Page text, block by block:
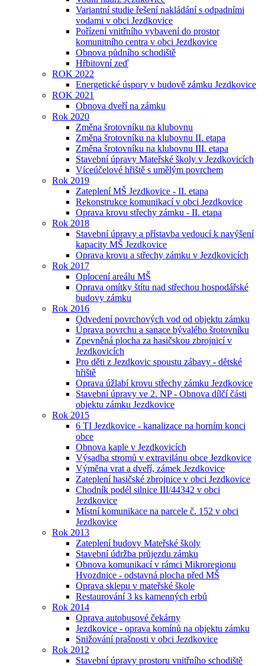
Variantní studie řešení nakládání s odpadními
vodami v obci Jezdkovice
Pořízení vnitřního vybavení do prostor
komunitního centra v obci Jezdkovice
Obnova půdního schodiště
Hřbitovní zeď
ROK 2022
Energetické úspory v budově zámku Jezdkovice
ROK 2021
Obnova dveří na zámku
Rok 2020
Změna šrotovníku na klubovnu
Změna šrotovníku na klubovnu II. etapa
Změna šrotovníku na klubovnu III. etapa
Stavební úpravy Mateřské školy v Jezdkovicích
Víceúčelové hřiště s umělým povrchem
Rok 2019
Zateplení MŠ Jezdkovice - II. etapa
Rekonstrukce komunikací v obci Jezdkovice
Oprava krovu střechy zámku - II. etapa
Rok 2018
Stavební úpravy a přístavba vedoucí k navýšení
kapacity MŠ Jezdkovice
Oprava krovu a střechy zámku v Jezdkovicích
Rok 2017
Oplocení areálu MŠ
Oprava omítky štítu nad střechou hospodářské
budovy zámku
Rok 2016
Odvedení povrchových vod od objektu zámku
Úprava povrchu a sanace bývalého šrotovníku
Zpevněná plocha za hasičskou zbrojnicí v
Jezdkovicích
Pro děti z Jezdkovic spoustu zábavy - dětské
hřiště
Oprava úžlabí krovu střechy zámku Jezdkovice
Stavební úpravy ve 2. NP - Obnova dílčí části
objektu zámku Jezdkovice
Rok 2015
6 TI Jezdkovice - kanalizace na horním konci
obce
Obnova kaple v Jezdkovicích
Výsadba stromů v extravilánu obce Jezdkovice
Výměna vrat a dveří, zámek Jezdkovice
Zateplení hasičské zbrojnice v obci Jezdkovice
Chodník podél silnice III/44342 v obci
Jezdkovice
Místní komunikace na parcele č. 152 v obci
Jezdkovice
Rok 2013
Zateplení budovy Mateřské školy
Stavební údržba průjezdu zámku
Obnova komunikací v rámci Mikroregionu
Hvozdnice - odstavná plocha před MŠ
Oprava sklepu v mateřské škole
Restaurování 3 ks kamenných erbů
Rok 2014
Oprava autobusové čekárny
Jezdkovice - oprava komínů na objektu zámku
Snižování prašnosti v obci Jezdkovice
Rok 2012
Stavební úpravy prostoru vnitřního schodiště